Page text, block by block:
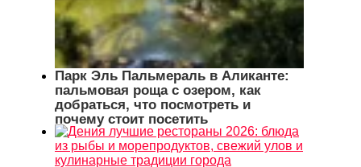
Парк Эль Пальмераль в Аликанте:
пальмовая роща с озером, как
добраться, что посмотреть и
почему стоит посетить